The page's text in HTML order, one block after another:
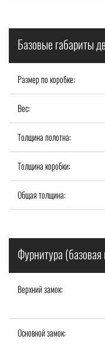
Базовые габариты
Размер по коробке:
Вес:
Толщина полотна:
Толщина коробки:
Общая толщина:
Фурнитура
Верхний замок:
Основной замок: